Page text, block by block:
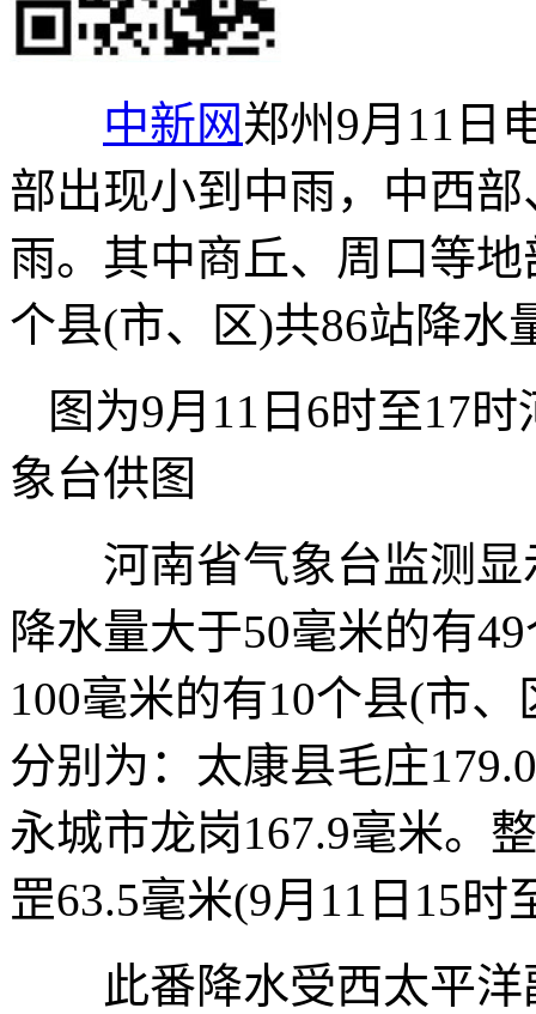
中新网郑州9月11日
部出现小到中雨，中西
雨。其中商丘、周口等
个县(市、区)共86站降水
图为9月11日6时至17
象台供图
河南省气象台监测显
降水量大于50毫米的有
100毫米的有10个县(市
分别为：太康县毛庄
永城市龙岗167.9毫米。
罡63.5毫米(9月11日15时
此番降水受西太平洋